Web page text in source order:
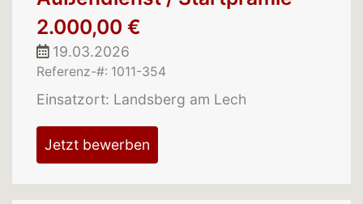
2.000,00 €
19.03.2026
Referenz-#: 1011-354
Einsatzort: Landsberg am Lech
Jetzt bewerben